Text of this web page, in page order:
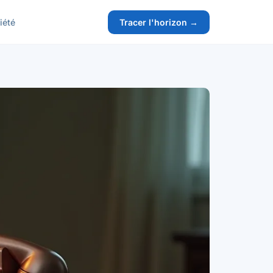
Tracer l'horizon →